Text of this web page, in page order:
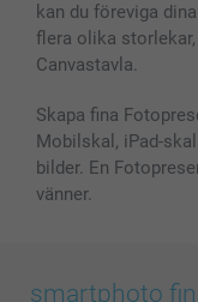
Presentkort
Alla fotoprodukter
kan du föreviga
flera olika
Canvastavla.
Skapa fina
Mobilskal, iPad-
bilder. En
vänner.
smartphoto